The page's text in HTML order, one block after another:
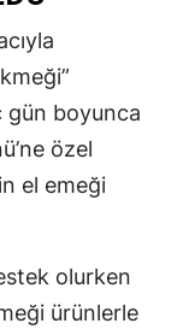
gün boyunca
özel
el emeği
olurken
ürünlerle